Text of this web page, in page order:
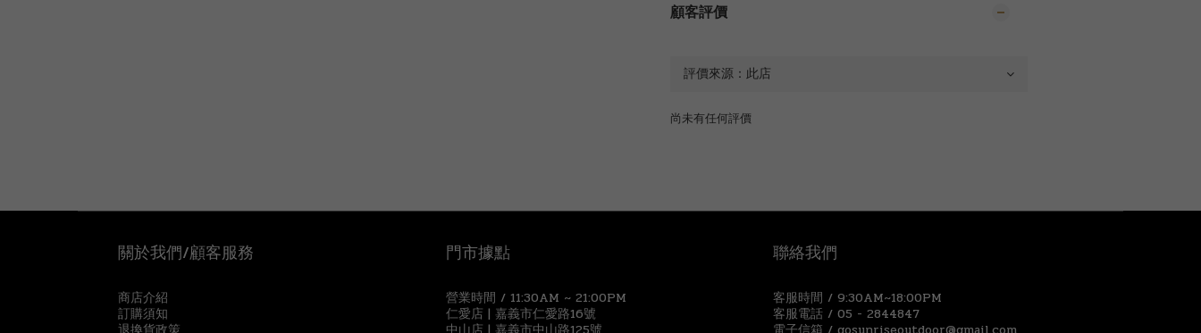
顧客評價
尚未有任何評價
關於我們/顧客服務
商店介紹
訂購須知
門市據點
營業時間 / 11:30AM ~ 21:00PM
仁愛店 | 嘉義市仁愛路16號
聯絡我們
客服時間 / 9:30AM~18:00PM
客服電話 / 05 - 2844847